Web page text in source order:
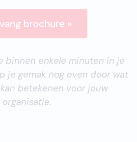
brochure »
binnen enkele minuten in je
je gemak nog even door wat
betekenen voor jouw
organisatie.